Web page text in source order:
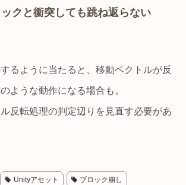
クと衝突しても跳ね返らない
るように当たると、移動ベクトルが反
ような動作になる場合も。
反転処理の判定辺りを見直す必要があ
Unityアセット ブロック崩し